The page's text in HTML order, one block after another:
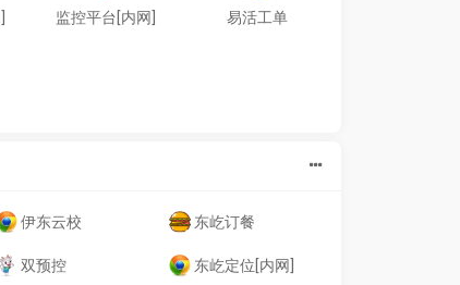
监控平台[内网] 易活工单
伊东云校 东屹订餐
双预控 东屹定位[内网]